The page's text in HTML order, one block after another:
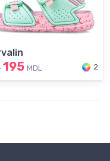
195 MDL 2